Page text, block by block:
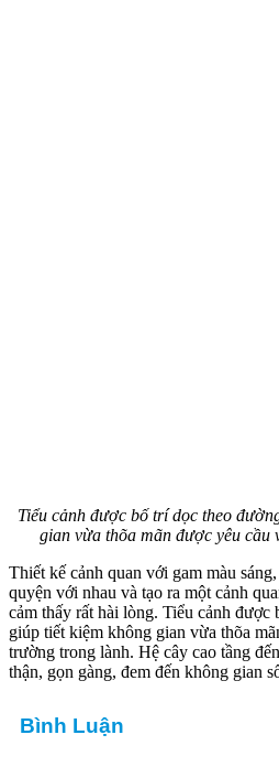
Tiểu cảnh được bố trí dọc theo
gian vừa thõa mãn được yêu cầu
Thiết kế cảnh quan với gam màu
quyện với nhau và tạo ra một cảnh
cảm thấy rất hài lòng. Tiểu cảnh
giúp tiết kiệm không gian vừa thõa
trường trong lành. Hệ cây cao tầng
thận, gọn gàng, đem đến không gian
Bình Luận